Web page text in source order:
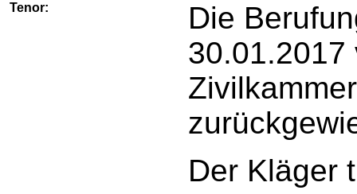
Tenor:
Die
30.01.2017
Der Kläger